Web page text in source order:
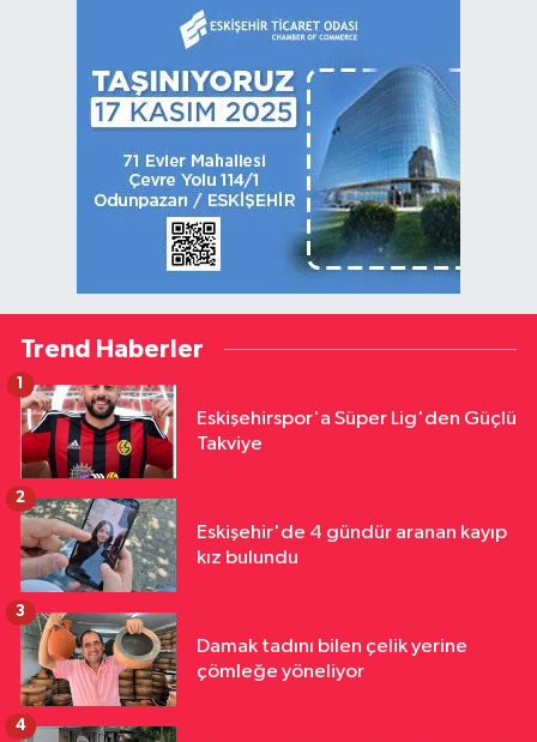
Trend Haberler
Eskişehirspor'a Süper Lig'den Güçlü
Takviye
1
Eskişehir'de 4 gündür aranan kayıp
kız bulundu
2
Damak tadını bilen çelik yerine
çömleğe yöneliyor
3
4